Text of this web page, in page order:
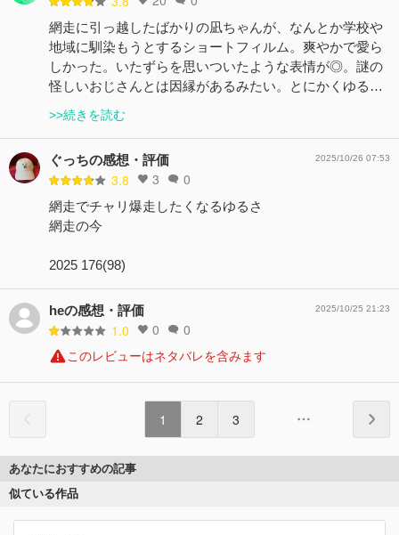
網走に引っ越したばかりの凪ちゃんが、なんとか学校や
地域に馴染もうとするショートフィルム。爽やかで愛ら
しかった。いたずらを思いついたような表情が◎。謎の
怪しいおじさんとは因縁があるみたい。とにかくゆる…
>>続きを読む
ぐっちの感想・評価
3.8 3 0
2025/10/26 07:53
網走でチャリ爆走したくなるゆるさ
網走の今
2025 176(98)
heの感想・評価
1.0 0 0
2025/10/25 21:23
このレビューはネタバレを含みます
1 2 3
あなたにおすすめの記事
似ている作品